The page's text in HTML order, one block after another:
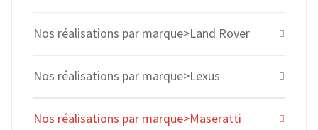
Nos réalisations par marque>Land Rover
Nos réalisations par marque>Lexus
Nos réalisations par marque>Maseratti